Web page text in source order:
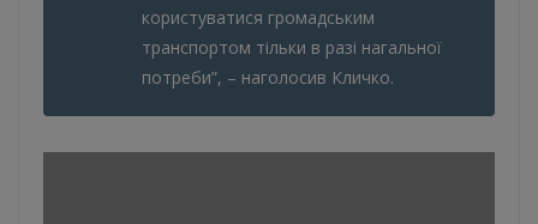
користуватися громадським
транспортом тільки в разі нагальної
потреби”, – наголосив Кличко.